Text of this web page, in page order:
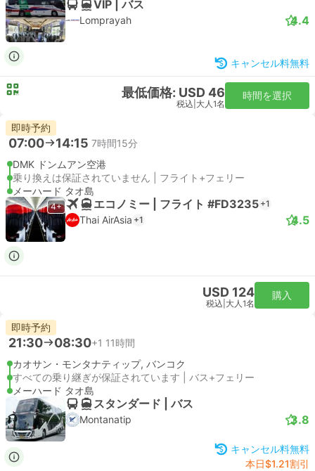
VIP | バス
Lomprayah 4.4
キャンセル料無料
最低価格: USD 46
税込 大人1名
時間を選択
即時予約
07:00 14:15 7時間15分
DMK ドンムアン空港
乗り換えは保証されていません | フライト+フェリー
メーハード タオ島
4+ エコノミー | フライト #FD3235 +1
Thai AirAsia +1 4.5
USD 124
税込 大人1名
購入
即時予約
21:30 08:30+1 11時間
カオサン・モンタナティップ, バンコク
すべての乗り継ぎが保証されています | バス+フェリー
メーハード タオ島
スタンダード | バス
Montanatip 3.8
キャンセル料無料
本日$1.21割引